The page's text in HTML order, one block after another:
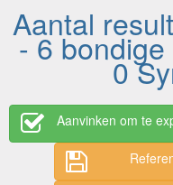
Aantal
- 6
0
Aanvinken om te